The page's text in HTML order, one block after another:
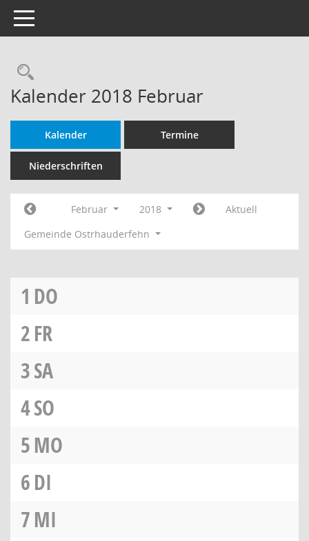
Toggle navigation
Rechercheauswahl
Kalender 2018 Februar
Kalender Termine
Niederschriften
Februar 2018
Aktuell
Gemeinde Ostrhauderfehn
1 DO
2FR
3SA
4SO
5MO
6DI
7MI